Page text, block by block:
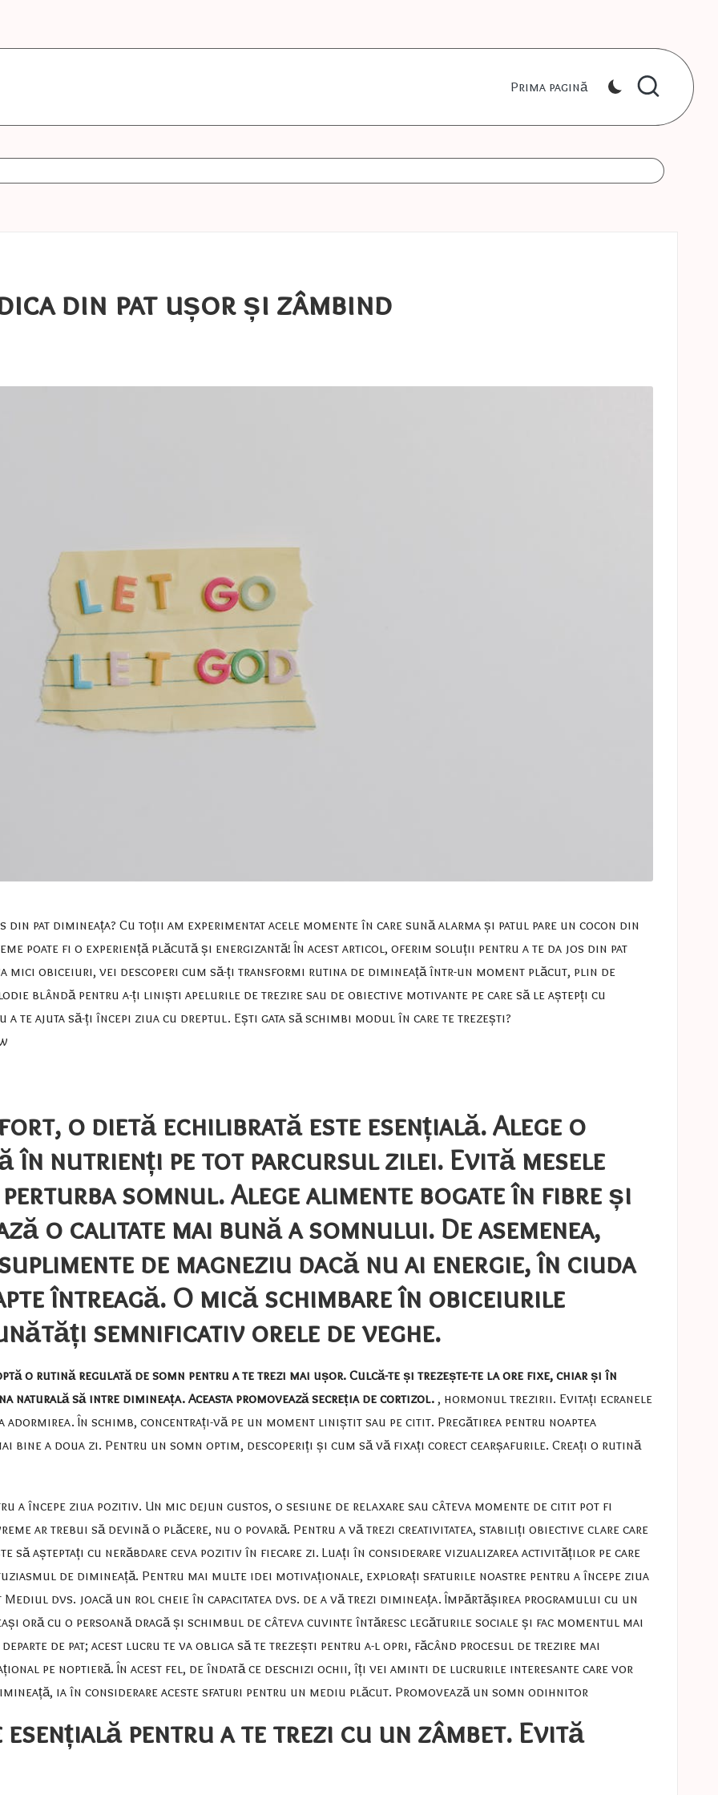
Prima pagină
din pat ușor și zâmbind
pat dimineața? Cu toții am experimentat acele momente în care sună alarma și patul pare un cocon din
poate fi o experiență plăcută și energizantă! În acest articol, oferim soluții pentru a te da jos din pat
mici obiceiuri, vei descoperi cum să-ți transformi rutina de dimineață într-un moment plăcut, plin de
blândă pentru a-ți liniști apelurile de trezire sau de obiective motivante pe care să le aștepți cu
te ajuta să-ți începi ziua cu dreptul. Ești gata să schimbi modul în care te trezești?
o dietă echilibrată este esențială. Alege o
în nutrienți pe tot parcursul zilei. Evită mesele
somnul. Alege alimente bogate în fibre și
o calitate mai bună a somnului. De asemenea,
de magneziu dacă nu ai energie, în ciuda
întreagă. O mică schimbare în obiceiurile
semnificativ orele de veghe.
o rutină regulată de somn pentru a te trezi mai ușor. Culcă-te și trezește-te la ore fixe, chiar și în
naturală să intre dimineața. Aceasta promovează secreția de cortizol. , hormonul trezirii. Evitați ecranele
În schimb, concentrați-vă pe un moment liniștit sau pe citit. Pregătirea pentru noaptea
bine a doua zi. Pentru un somn optim, descoperiți și cum să vă fixați corect cearșafurile. Creați o rutină
a începe ziua pozitiv. Un mic dejun gustos, o sesiune de relaxare sau câteva momente de citit pot fi
ar trebui să devină o plăcere, nu o povară. Pentru a vă trezi creativitatea, stabiliți obiective clare care
să așteptați cu nerăbdare ceva pozitiv în fiecare zi. Luați în considerare vizualizarea activităților pe care
de dimineață. Pentru mai multe idei motivaționale, explorați sfaturile noastre pentru a începe ziua
Mediul dvs. joacă un rol cheie în capacitatea dvs. de a vă trezi dimineața. Împărtășirea programului cu un
oră cu o persoană dragă și schimbul de câteva cuvinte întăresc legăturile sociale și fac momentul mai
de pat; acest lucru te va obliga să te trezești pentru a-l opri, făcând procesul de trezire mai
pe noptieră. În acest fel, de îndată ce deschizi ochii, îți vei aminti de lucrurile interesante care vor
ia în considerare aceste sfaturi pentru un mediu plăcut. Promovează un somn odihnitor
pentru a te trezi cu un zâmbet. Evită